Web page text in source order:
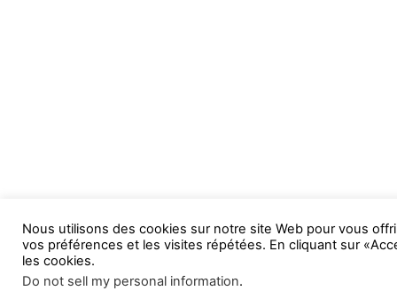
Nous utilisons des cookies sur notre site Web pour vous
vos préférences et les visites répétées. En cliquant sur
les cookies.
Do not sell my personal information.